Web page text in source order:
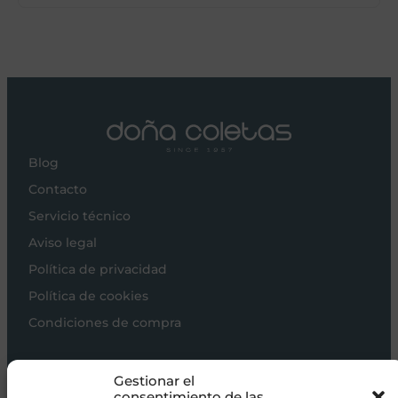
Gestionar el
Blog
Contacto
Servicio técnico
Aviso legal
Política de privacidad
Política de cookies
Condiciones de compra
Carros de bebé
Sillas de paseo